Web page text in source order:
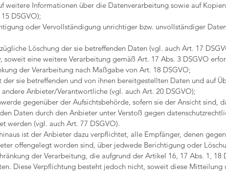
weitere Informationen über die Datenverarbeitung sowie auf
DSGVO);
oder Vervollständigung unrichtiger bzw. unvollständiger
Löschung der sie betreffenden Daten (vgl. auch Art. 17
soweit eine weitere Verarbeitung gemäß Art. 17 Abs. 3 DSGVO
der Verarbeitung nach Maßgabe von Art. 18 DSGVO;
der sie betreffenden und von ihnen bereitgestellten Daten und auf
andere Anbieter/Verantwortliche (vgl. auch Art. 20 DSGVO);
gegenüber der Aufsichtsbehörde, sofern sie der Ansicht sind,
Daten durch den Anbieter unter Verstoß gegen
werden (vgl. auch Art. 77 DSGVO).
ist der Anbieter dazu verpflichtet, alle Empfänger, denen
offengelegt worden sind, über jedwede Berichtigung oder
der Verarbeitung, die aufgrund der Artikel 16, 17 Abs. 1, 18
Diese Verpflichtung besteht jedoch nicht, soweit diese